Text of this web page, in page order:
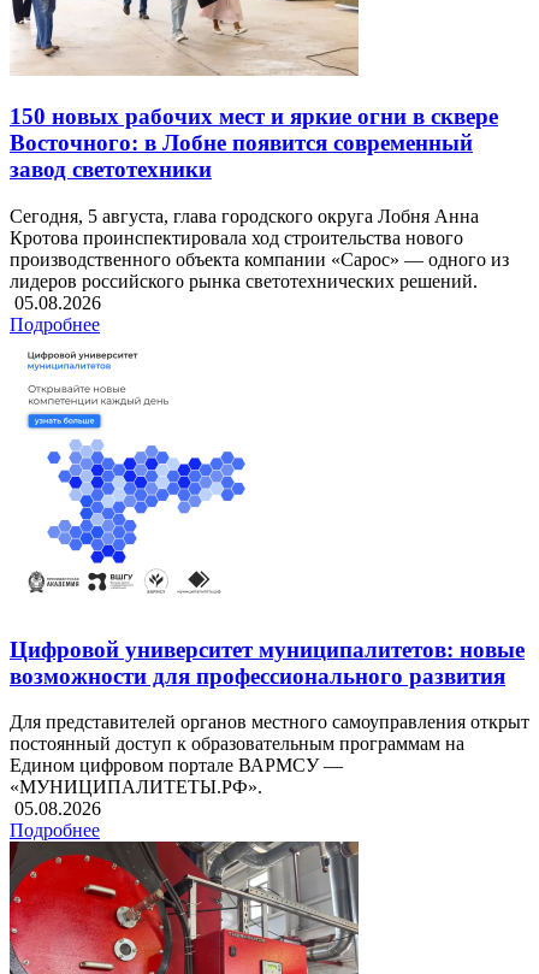
150 новых рабочих мест и яркие огни в сквере
Восточного: в Лобне появится современный
завод светотехники
Сегодня, 5 августа, глава городского округа Лобня Анна
Кротова проинспектировала ход строительства нового
производственного объекта компании «Сарос» — одного из
лидеров российского рынка светотехнических решений.
05.08.2026
Подробнее
Цифровой университет муниципалитетов: новые
возможности для профессионального развития
Для представителей органов местного самоуправления открыт
постоянный доступ к образовательным программам на
Едином цифровом портале ВАРМСУ —
«МУНИЦИПАЛИТЕТЫ.РФ».
05.08.2026
Подробнее